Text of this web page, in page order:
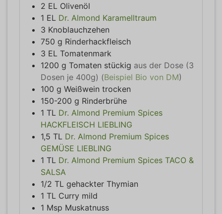
2 EL Olivenöl
1 EL Dr. Almond Karamelltraum
3 Knoblauchzehen
750 g Rinderhackfleisch
3 EL Tomatenmark
1200 g Tomaten stückig aus der Dose (3
Dosen je 400g) (Beispiel Bio von DM)
100 g Weißwein trocken
150-200 g Rinderbrühe
1 TL Dr. Almond Premium Spices
HACKFLEISCH LIEBLING
1,5 TL Dr. Almond Premium Spices
GEMÜSE LIEBLING
1 TL Dr. Almond Premium Spices TACO &
SALSA
1/2 TL gehackter Thymian
1 TL Curry mild
1 Msp Muskatnuss